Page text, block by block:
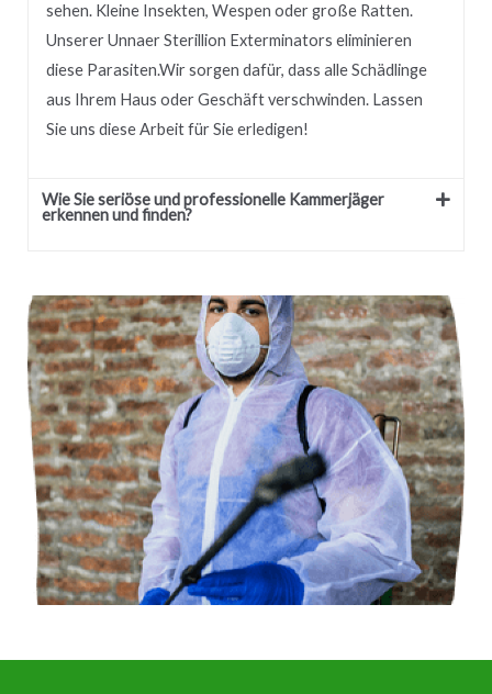
sehen. Kleine Insekten, Wespen oder große Ratten.
UnsererUnnaerSterillion Exterminators eliminieren
diese Parasiten.Wir sorgen dafür, dass alle Schädlinge
aus Ihrem Haus oder Geschäft verschwinden. Lassen
Sie uns diese Arbeit für Sie erledigen!
Wie Sie seriöse und professionelle Kammerjäger
erkennen und finden?